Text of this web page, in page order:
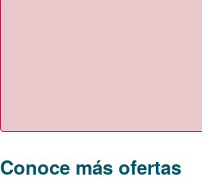
Conoce más ofertas